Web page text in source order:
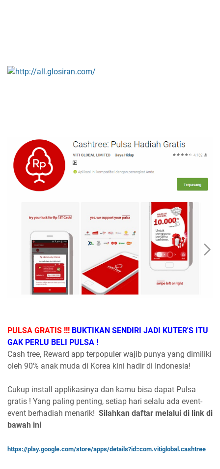
PULSA GRATIS !!! BUKTIKAN SENDIRI JADI KUTER'S ITU
GAK PERLU BELI PULSA !
Cash tree, Reward app terpopuler wajib punya yang dimiliki
oleh 90% anak muda di Korea kini hadir di Indonesia!
Cukup install applikasinya dan kamu bisa dapat Pulsa
gratis ! Yang paling penting, setiap hari selalu ada event-
event berhadiah menarik! Silahkan daftar melalui di link di
bawah ini
https://play.google.com/store/apps/details?id=com.vitiglobal.cashtree